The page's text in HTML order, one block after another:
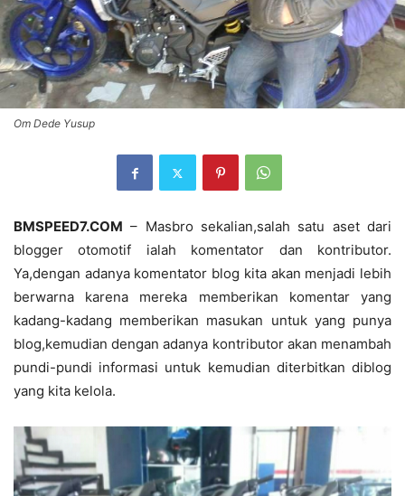
Om Dede Yusup
BMSPEED7.COM – Masbro sekalian,salah satu aset dari
blogger otomotif ialah komentator dan kontributor.
Ya,dengan adanya komentator blog kita akan menjadi lebih
berwarna karena mereka memberikan komentar yang
kadang-kadang memberikan masukan untuk yang punya
blog,kemudian dengan adanya kontributor akan menambah
pundi-pundi informasi untuk kemudian diterbitkan diblog
yang kita kelola.